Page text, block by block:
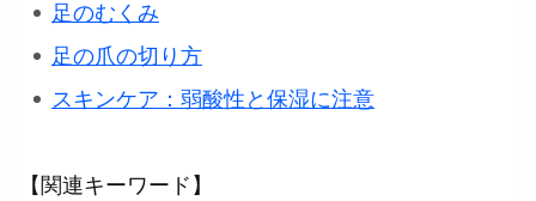
足のむくみ
足の爪の切り方
スキンケア：弱酸性と保湿に注意
【関連キーワード】